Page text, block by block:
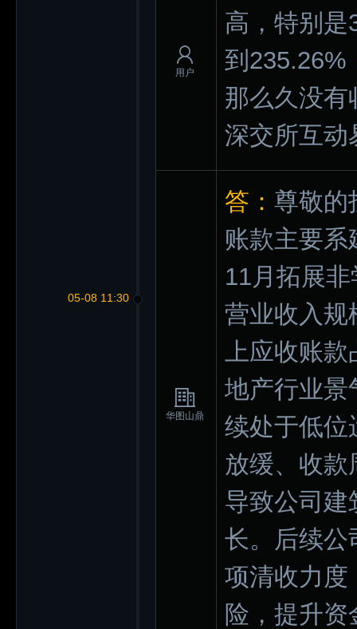
05-08 11:30
用户
高，特别是
到235.26%
那么久没有
深交所互动
华图山鼎
答： 尊敬的
账款主要
11月拓展
营业收入规
上应收账款
地产行业景
续处于低位
放缓、收款
导致公司建
长。后续公
项清收力度
险，提升